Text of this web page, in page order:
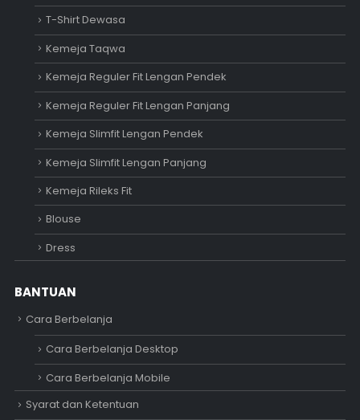
T-Shirt Dewasa
Kemeja Taqwa
Kemeja Reguler Fit Lengan Pendek
Kemeja Reguler Fit Lengan Panjang
Kemeja Slimfit Lengan Pendek
Kemeja Slimfit Lengan Panjang
Kemeja Rileks Fit
Blouse
Dress
BANTUAN
Cara Berbelanja
Cara Berbelanja Desktop
Cara Berbelanja Mobile
Syarat dan Ketentuan